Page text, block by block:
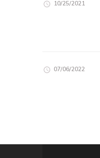
10/25/2021
07/06/2022